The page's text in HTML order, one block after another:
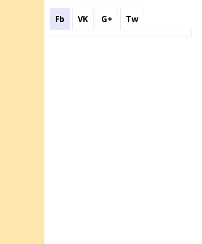
Fb VK G+ Tw